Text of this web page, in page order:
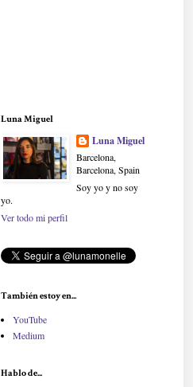
Luna Miguel
Luna Miguel
Barcelona,
Barcelona, Spain
Soy yo y no soy
yo.
Ver todo mi perfil
También estoy en...
YouTube
Medium
Hablo de...